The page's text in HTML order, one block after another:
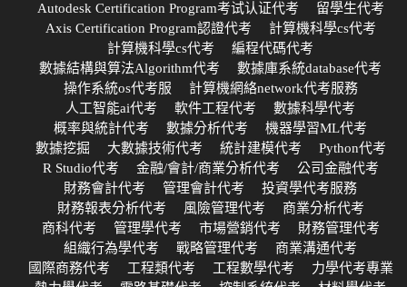
Autodesk Certification Program考试认证代考
留學生代考
Axis Certification Program認證代考
計算機科學cs代考
計算機科學cs代考
編程代碼代考
數據結構與算法Algorithm代考
數據庫系統database代考
操作系統os代考服
計算機網絡network代考服務
人工智能ai代考
軟件工程代考
數據科學代考
概率與統計代考
數據分析代考
機器學習ML代考
數據挖掘
大數據技術代考 統計建模代考
Python代考
R Studio代考
金融/會計/商業分析代考
公司金融代考
財務會計代考
管理會計代考
投資學代考服務
財務報表分析代考
風險管理代考
商業分析代考
商科代考
管理學代考 市場營銷代考
財務管理代考
組織行為學代考
戰略管理代考
商業溝通代考
國際商務代考
工程類代考 工程數學代考
力學代考專業